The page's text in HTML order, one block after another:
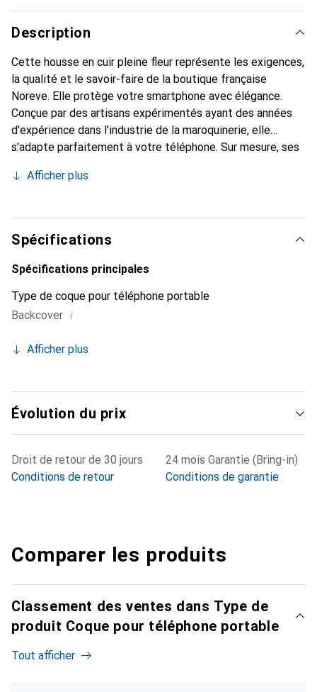
Description
Cette housse en cuir pleine fleur représente les exigences,
la qualité et le savoir-faire de la boutique française
Noreve. Elle protège votre smartphone avec élégance.
Conçue par des artisans expérimentés ayant des années
d'expérience dans l'industrie de la maroquinerie, elle
s'adapte parfaitement à votre téléphone. Sur mesure, ses
peau. Elle devient un accessoire chic et indispensable pour
ses produits de haute qualité, la marque Noreve est un
choix fiable pour une clientèle exigeante.
Afficher plus
Spécifications
Spécifications principales
Type de coque pour téléphone portable
Backcover i
Afficher plus
Évolution du prix
Droit de retour de 30 jours
Conditions de retour
24 mois Garantie (Bring-in)
Conditions de garantie
Comparer les produits
Classement des ventes dans Type de
produit Coque pour téléphone portable
Tout afficher